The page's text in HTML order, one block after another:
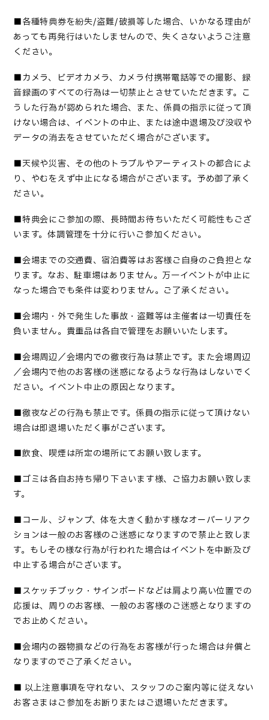
■各種特典券を紛失/盗難/破損等した場合、いかなる理由が
あっても再発行はいたしませんので、失くさないようご注意
ください。
■カメラ、ビデオカメラ、カメラ付携帯電話等での撮影、録
音録画のすべての行為は一切禁止とさせていただきます。こ
うした行為が認められた場合、また、係員の指示に従って頂
けない場合は、イベントの中止、または途中退場及び没収や
データの消去をさせていただく場合がございます。
■天候や災害、その他のトラブルやアーティストの都合によ
り、やむをえず中止になる場合がございます。予め御了承く
ださい。
■特典会にご参加の際、長時間お待ちいただく可能性もござ
います。体調管理を十分に行いご参加ください。
■会場までの交通費、宿泊費等はお客様ご自身のご負担とな
ります。なお、駐車場はありません。万一イベントが中止に
なった場合でも条件は変わりません。ご了承ください。
■会場内・外で発生した事故・盗難等は主催者は一切責任を
負いません。貴重品は各自で管理をお願いいたします。
■会場周辺／会場内での徹夜行為は禁止です。また会場周辺
／会場内で他のお客様の迷惑になるような行為はしないでく
ださい。イベント中止の原因となります。
■徹夜などの行為も禁止です。係員の指示に従って頂けない
場合は即退場いただく事がございます。
■飲食、喫煙は所定の場所にてお願い致します。
■ゴミは各自お持ち帰り下さいます様、ご協力お願い致しま
す。
■コール、ジャンプ、体を大きく動かす様なオーバーリアク
ションは一般のお客様のご迷惑になりますので禁止と致しま
す。もしその様な行為が行われた場合はイベントを中断及び
中止する場合がございます。
■スケッチブック・サインボードなどは肩より高い位置での
応援は、周りのお客様、一般のお客様のご迷惑となりますの
でお止めください。
■会場内の器物損などの行為をお客様が行った場合は弁償と
なりますのでご了承ください。
■ 以上注意事項を守れない、スタッフのご案内等に従えない
お客さまはご参加をお断りまたはご退場いただきます。